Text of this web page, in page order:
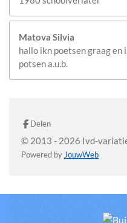
Matova Silvia
hallo ikn poetsen graag
potsen a.u.b.
Delen
© 2013 - 2026 Ivd-
Powered by JouwWeb